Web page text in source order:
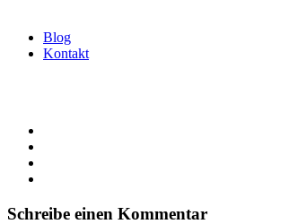
Blog
Kontakt
Schreibe einen Kommentar